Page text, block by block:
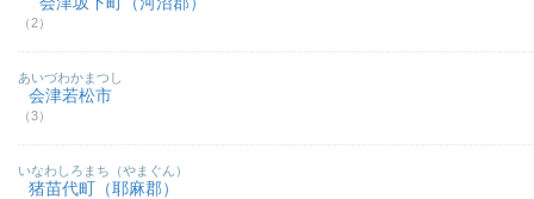
（2）
会津若松市
（3）
あいづわかまつし
猪苗代町（耶麻郡）
いなわしろまち（やまぐん）